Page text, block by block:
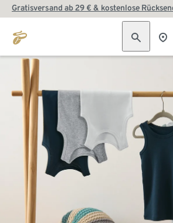
Gratisversand ab 29 € & kostenlose